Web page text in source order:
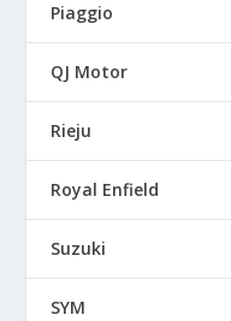
Piaggio
QJ Motor
Rieju
Royal Enfield
Suzuki
SYM